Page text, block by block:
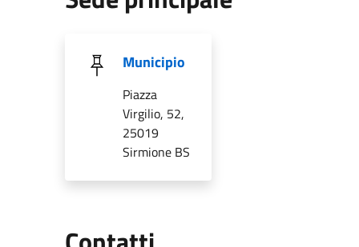
Municipio
Piazza
Virgilio, 52,
25019
Sirmione BS